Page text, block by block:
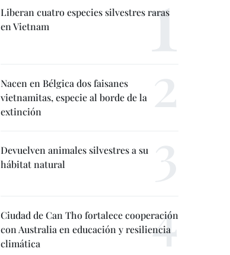
Liberan cuatro especies silvestres raras
en Vietnam
Nacen en Bélgica dos faisanes
vietnamitas, especie al borde de la
extinción
Devuelven animales silvestres a su
hábitat natural
Ciudad de Can Tho fortalece cooperación
con Australia en educación y resiliencia
climática